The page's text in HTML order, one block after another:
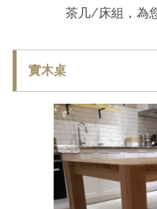
茶几/床組，為
實木桌